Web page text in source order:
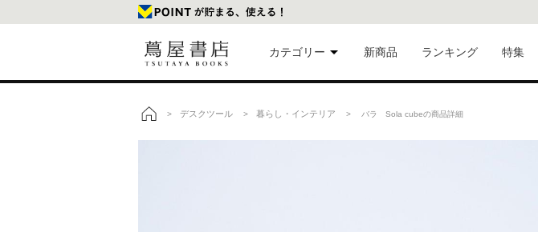
カテゴリー
美術品
新商品 ランキング 特集
> デスクツール > 暮らし・インテリア > バラ Sola cubeの商品詳細